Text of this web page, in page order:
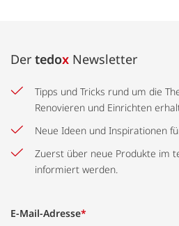
Der tedox Newsletter
Tipps und Tricks rund um die
Renovieren und Einrichten
Neue Ideen und Inspirationen
Zuerst über neue Produkte im
informiert werden.
E-Mail-Adresse*